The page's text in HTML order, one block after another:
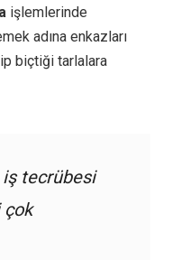
işlemlerinde
adına enkazları
biçtiği tarlalara
tecrübesi
çok